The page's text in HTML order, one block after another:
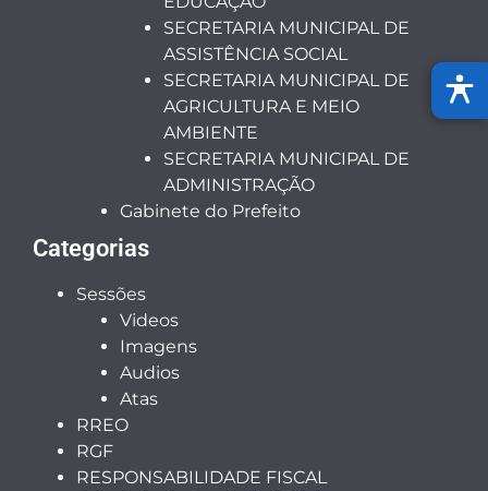
SECRETARIA MUNICIPAL DE
ASSISTÊNCIA SOCIAL
SECRETARIA MUNICIPAL DE
AGRICULTURA E MEIO
AMBIENTE
SECRETARIA MUNICIPAL DE
ADMINISTRAÇÃO
Gabinete do Prefeito
Categorias
Sessões
Videos
Imagens
Audios
Atas
RREO
RGF
RESPONSABILIDADE FISCAL